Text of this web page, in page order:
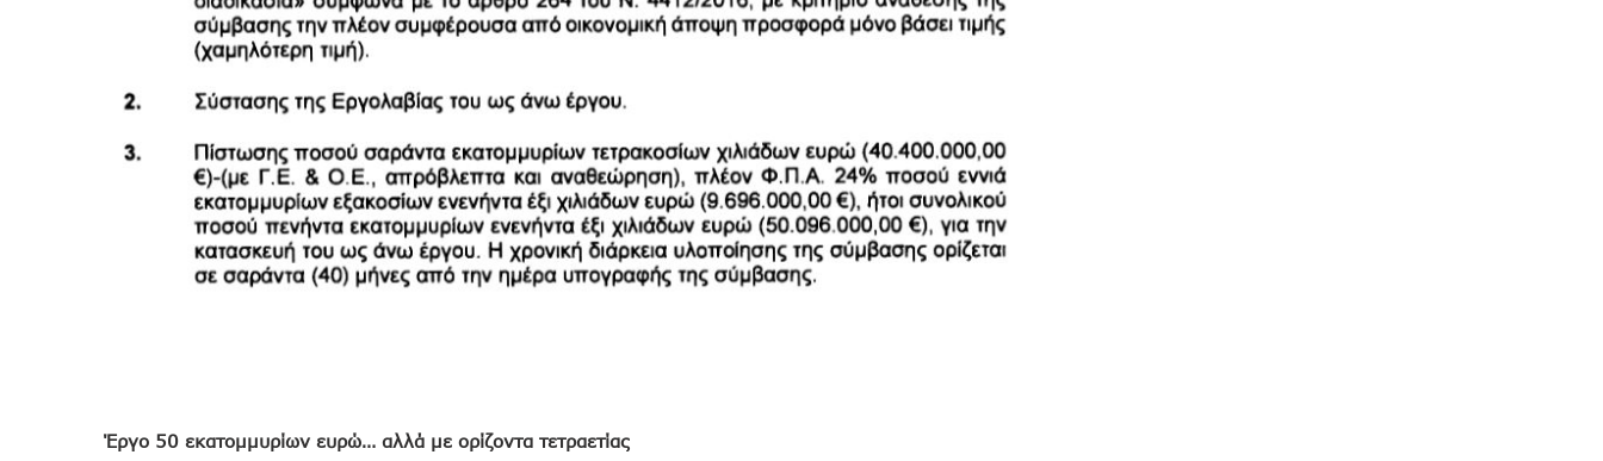
Έργο 50 εκατομμυρίων ευρώ… αλλά με ορίζοντα τετραετίας